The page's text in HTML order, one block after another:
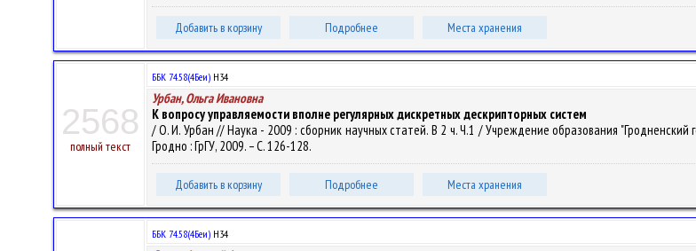
Добавить в корзину Подробнее Места хранения
2568
полный текст
ББК 74.58(4Беи) Н34
Урбан, Ольга Ивановна
К вопросу управляемости вполне регулярных дискретных дескрипторных систем
/ О. И. Урбан // Наука - 2009 : сборник научных статей. В 2 ч. Ч.1 / Учреждение образования
Гродно : ГрГУ, 2009. – С. 126-128.
Добавить в корзину Подробнее Места хранения
ББК 74.58(4Беи) Н34